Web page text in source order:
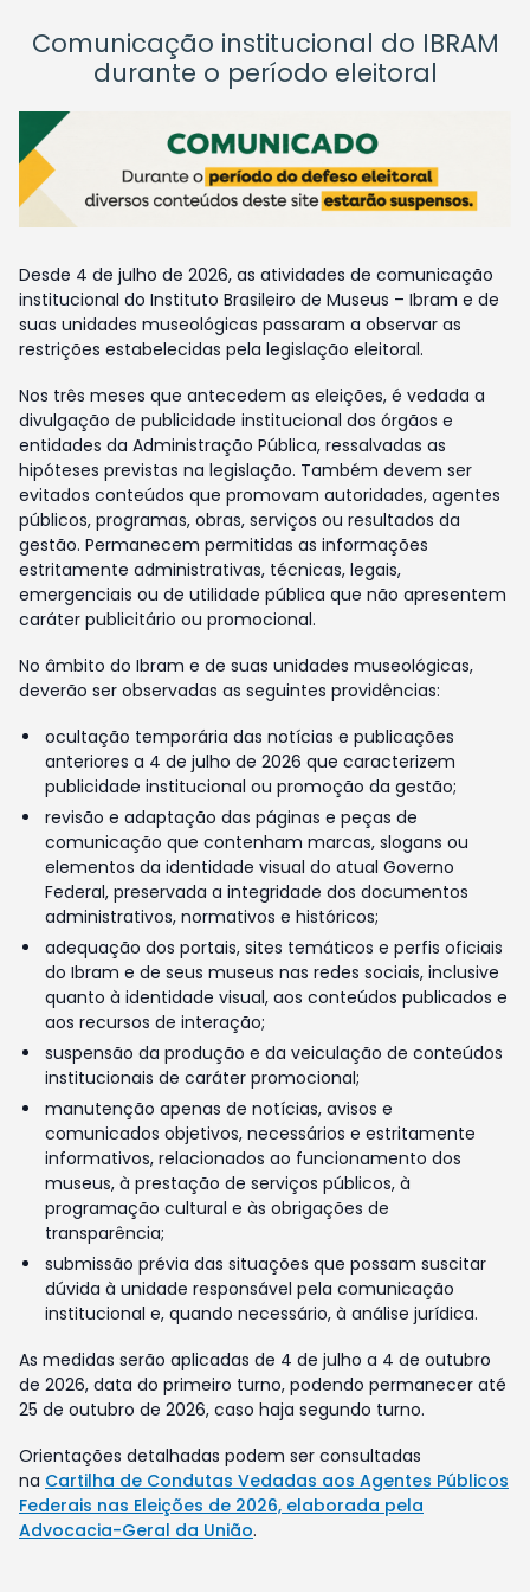
Comunicação institucional do IBRAM
durante o período eleitoral
Desde 4 de julho de 2026, as atividades de comunicação
institucional do Instituto Brasileiro de Museus – Ibram e de
suas unidades museológicas passaram a observar as
restrições estabelecidas pela legislação eleitoral.
Nos três meses que antecedem as eleições, é vedada a
divulgação de publicidade institucional dos órgãos e
entidades da Administração Pública, ressalvadas as
hipóteses previstas na legislação. Também devem ser
evitados conteúdos que promovam autoridades, agentes
públicos, programas, obras, serviços ou resultados da
gestão. Permanecem permitidas as informações
estritamente administrativas, técnicas, legais,
emergenciais ou de utilidade pública que não apresentem
caráter publicitário ou promocional.
No âmbito do Ibram e de suas unidades museológicas,
deverão ser observadas as seguintes providências:
ocultação temporária das notícias e publicações
anteriores a 4 de julho de 2026 que caracterizem
publicidade institucional ou promoção da gestão;
revisão e adaptação das páginas e peças de
comunicação que contenham marcas, slogans ou
elementos da identidade visual do atual Governo
Federal, preservada a integridade dos documentos
administrativos, normativos e históricos;
adequação dos portais, sites temáticos e perfis oficiais
do Ibram e de seus museus nas redes sociais, inclusive
quanto à identidade visual, aos conteúdos publicados e
aos recursos de interação;
suspensão da produção e da veiculação de conteúdos
institucionais de caráter promocional;
manutenção apenas de notícias, avisos e
comunicados objetivos, necessários e estritamente
informativos, relacionados ao funcionamento dos
museus, à prestação de serviços públicos, à
programação cultural e às obrigações de
transparência;
submissão prévia das situações que possam suscitar
dúvida à unidade responsável pela comunicação
institucional e, quando necessário, à análise jurídica.
As medidas serão aplicadas de 4 de julho a 4 de outubro
de 2026, data do primeiro turno, podendo permanecer até
25 de outubro de 2026, caso haja segundo turno.
Orientações detalhadas podem ser consultadas
na Cartilha de Condutas Vedadas aos Agentes Públicos
Federais nas Eleições de 2026, elaborada pela
Advocacia-Geral da União.